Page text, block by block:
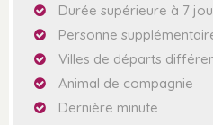
Durée supérieure à 7
Personne
Villes de départs
Animal de compagnie
Dernière minute